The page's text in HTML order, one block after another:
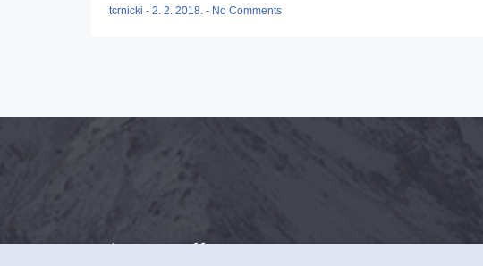
tcrnicki - 2. 2. 2018. - No Comments
What we offer